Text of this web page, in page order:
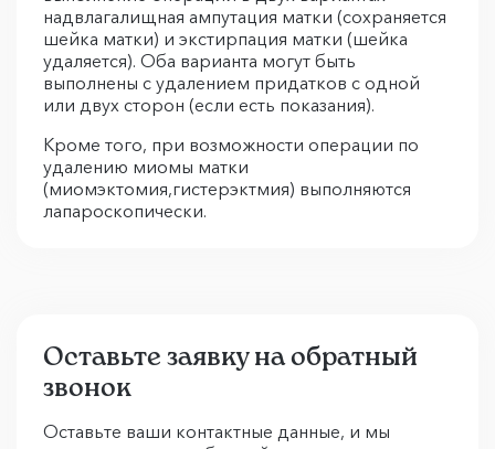
надвлагалищная ампутация матки (сохраняется
шейка матки) и экстирпация матки (шейка
удаляется). Оба варианта могут быть
выполнены с удалением придатков с одной
или двух сторон (если есть показания).
Кроме того, при возможности операции по
удалению миомы матки
(миомэктомия,гистерэктмия) выполняются
лапароскопически.
Оставьте заявку на обратный
звонок
Оставьте ваши контактные данные, и мы